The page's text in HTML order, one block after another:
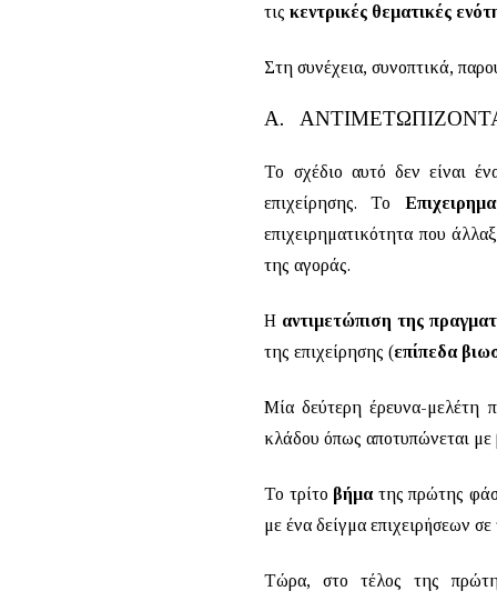
τιςκεντρικές θεματικές
Στη συνέχεια, συνοπτικά,
Α.
Το σχέδιο αυτό δεν είναι
επιχείρησης. Το
επιχειρηματικότητα που
της αγοράς.
Η αντιμετώπιση της
της επιχείρησης (επίπεδα
Μία δεύτερη έρευνα-μελέτη
κλάδου όπως αποτυπώνεται
Το τρίτο βήμα της πρώτης
με ένα δείγμα επιχειρήσεων
Τώρα, στο τέλος της